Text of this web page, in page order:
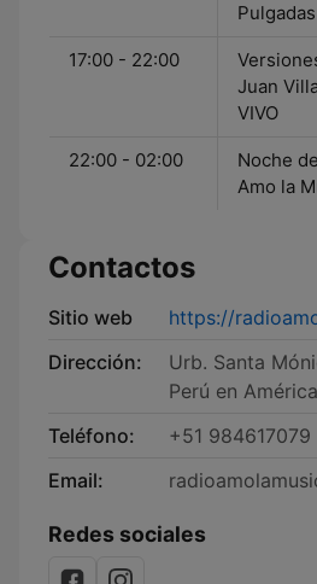
17:00 - 22:00
Juan
VIVO
22:00 - 02:00
Noche
Amo la
Contactos
Sitio web
https://
Dirección:
Urb. Santa
Perú en
Teléfono:
+51 984617079
Email:
Redes sociales